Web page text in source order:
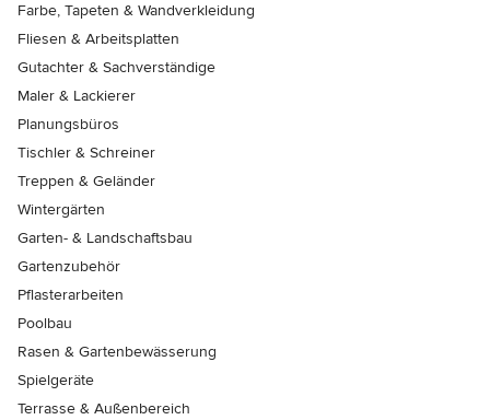
Farbe, Tapeten & Wandverkleidung
Fliesen & Arbeitsplatten
Gutachter & Sachverständige
Maler & Lackierer
Planungsbüros
Tischler & Schreiner
Treppen & Geländer
Wintergärten
Garten- & Landschaftsbau
Gartenzubehör
Pflasterarbeiten
Poolbau
Rasen & Gartenbewässerung
Spielgeräte
Terrasse & Außenbereich